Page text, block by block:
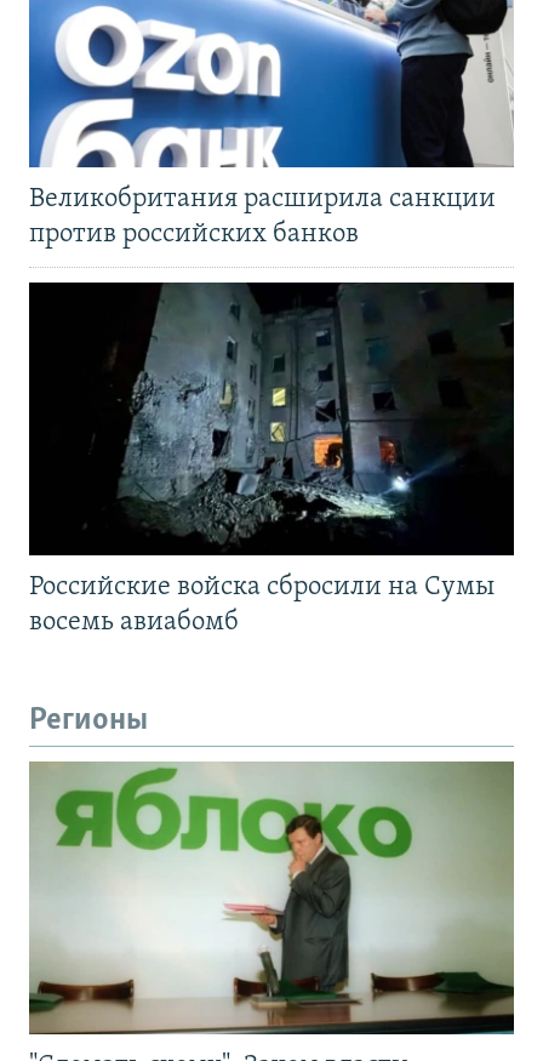
Великобритания расширила санкции
против российских банков
Российские войска сбросили на Сумы
восемь авиабомб
Регионы